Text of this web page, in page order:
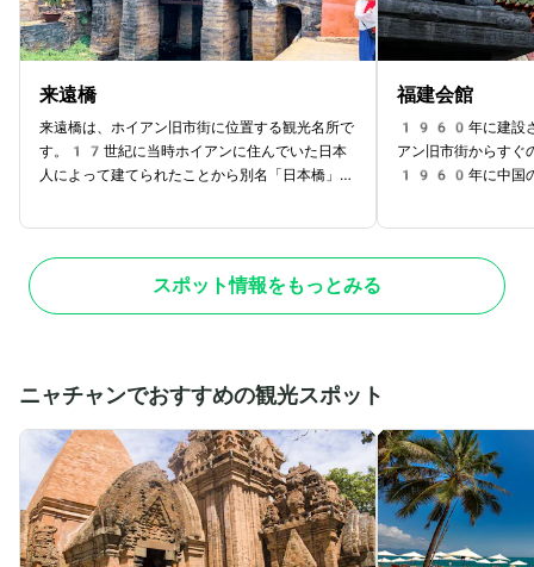
来遠橋
来遠橋は、ホイアン旧市街に位置する観光名所で
す。17世紀に当時ホイアンに住んでいた日本
人によって建てられたことから別名「日本橋」と
り、ホイアンを訪れたら外せない観光スポットで
す。自然光の下で建築様式や細部のデザインを観
察したい方は昼間に訪れるのおすすめ。綺麗な写
ことができ、幻想的な雰囲気。昼間とは違ったロ
福建会館
1960年に建設さ
アン旧市街からすぐ
1960年に中国の
航海の女神である
す。中国らしい渦
園、細部までこだわ
スポット情報をもっとみる
ニャチャンでおすすめの観光スポット